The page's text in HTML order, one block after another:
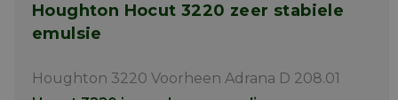
Houghton Hocut 3220 zeer stabiele
emulsie
Houghton 3220 Voorheen Adrana D 208.01